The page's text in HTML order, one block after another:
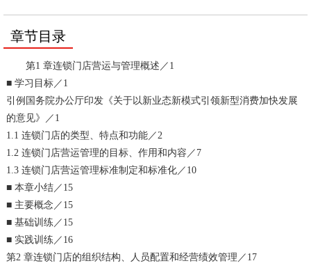
章节目录
第1 章连锁门店营运与管理概述／1
■ 学习目标／1
引例国务院办公厅印发《关于以新业态新模式引领新型消费加快发展
的意见》／1
1.1 连锁门店的类型、特点和功能／2
1.2 连锁门店营运管理的目标、作用和内容／7
1.3 连锁门店营运管理标准制定和标准化／10
■ 本章小结／15
■ 主要概念／15
■ 基础训练／15
■ 实践训练／16
第2 章连锁门店的组织结构、人员配置和经营绩效管理／17